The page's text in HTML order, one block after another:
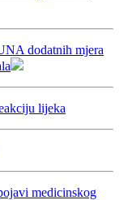
dodatnih mjera
lijeka
medicinskog